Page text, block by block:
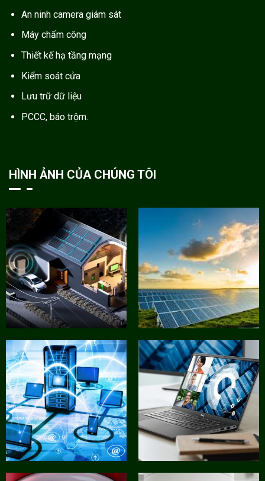
An ninh camera giám sát
Máy chấm công
Thiết kế hạ tầng mạng
Kiểm soát cửa
Lưu trữ dữ liệu
PCCC, báo trộm.
HÌNH ẢNH CỦA CHÚNG TÔI